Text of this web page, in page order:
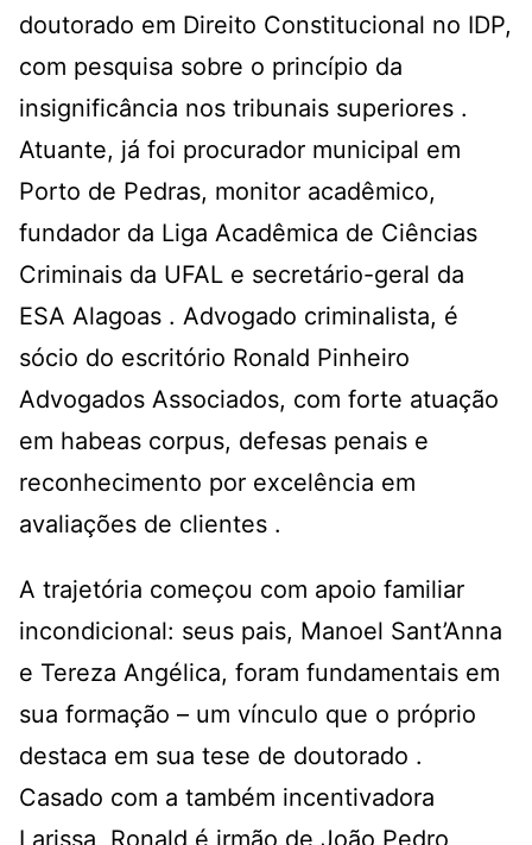
doutorado em Direito Constitucional no IDP,
com pesquisa sobre o princípio da
insignificância nos tribunais superiores .
Atuante, já foi procurador municipal em
Porto de Pedras, monitor acadêmico,
fundador da Liga Acadêmica de Ciências
Criminais da UFAL e secretário-geral da
ESA Alagoas . Advogado criminalista, é
sócio do escritório Ronald Pinheiro
Advogados Associados, com forte atuação
em habeas corpus, defesas penais e
reconhecimento por excelência em
avaliações de clientes .
A trajetória começou com apoio familiar
incondicional: seus pais, Manoel Sant’Anna
e Tereza Angélica, foram fundamentais em
sua formação – um vínculo que o próprio
destaca em sua tese de doutorado .
Casado com a também incentivadora
Larissa, Ronald é irmão de João Pedro,